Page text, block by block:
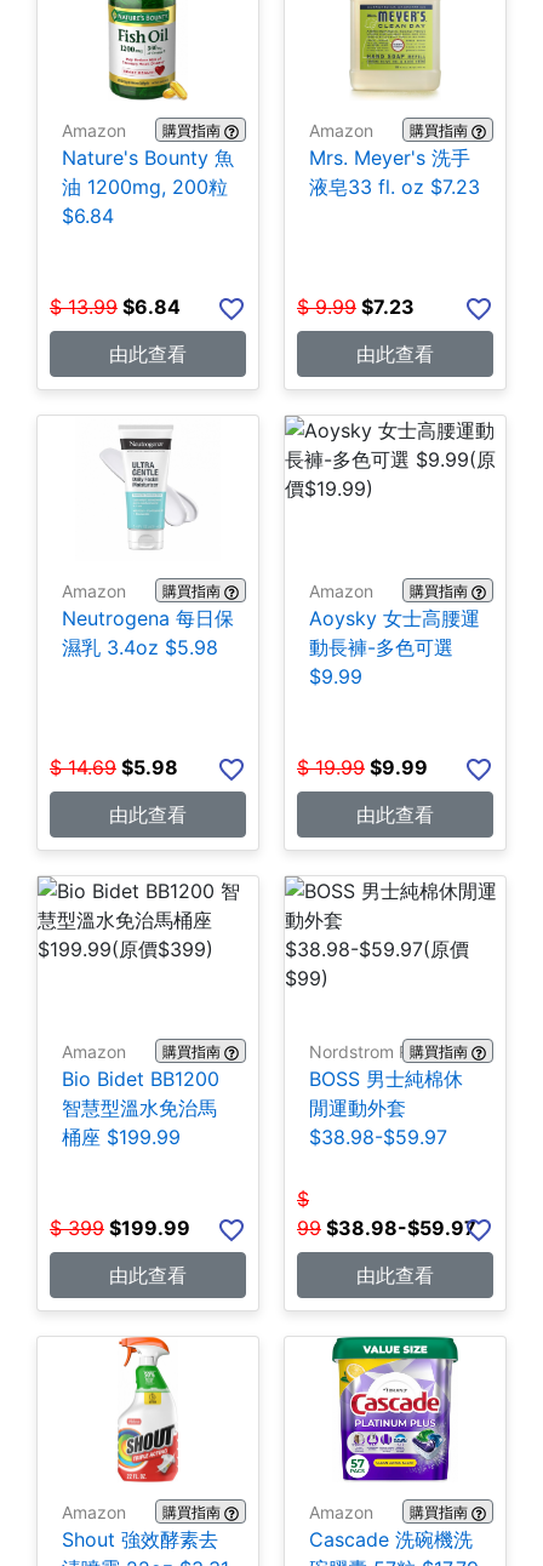
Amazon 購買指南
Nature's Bounty 魚
油 1200mg, 200粒
$6.84
$ 13.99 $6.84
由此查看
Amazon 購買指南
Mrs. Meyer's 洗手
液皂33 fl. oz $7.23
$ 9.99 $7.23
由此查看
Amazon 購買指南
Neutrogena 每日保
濕乳 3.4oz $5.98
$ 14.69 $5.98
由此查看
Amazon 購買指南
Aoysky 女士高腰運
動長褲-多色可選
$9.99
$ 19.99 $9.99
由此查看
Amazon 購買指南
Bio Bidet BB1200
智慧型溫水免治馬
桶座 $199.99
$ 399 $199.99
由此查看
Nordstrom Rack購買指南
BOSS 男士純棉休
閒運動外套
$38.98-$59.97
$
99 $38.98-$59.97
由此查看
Amazon 購買指南
Shout 強效酵素去
Amazon 購買指南
Cascade 洗碗機洗